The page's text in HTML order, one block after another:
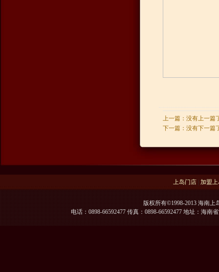
上一篇：没有上一篇
下一篇：没有下一篇
上岛门店 加盟
版权所有©1998-2013 海南上
电话：0898-66592477 传真：0898-66592477 地址：海南